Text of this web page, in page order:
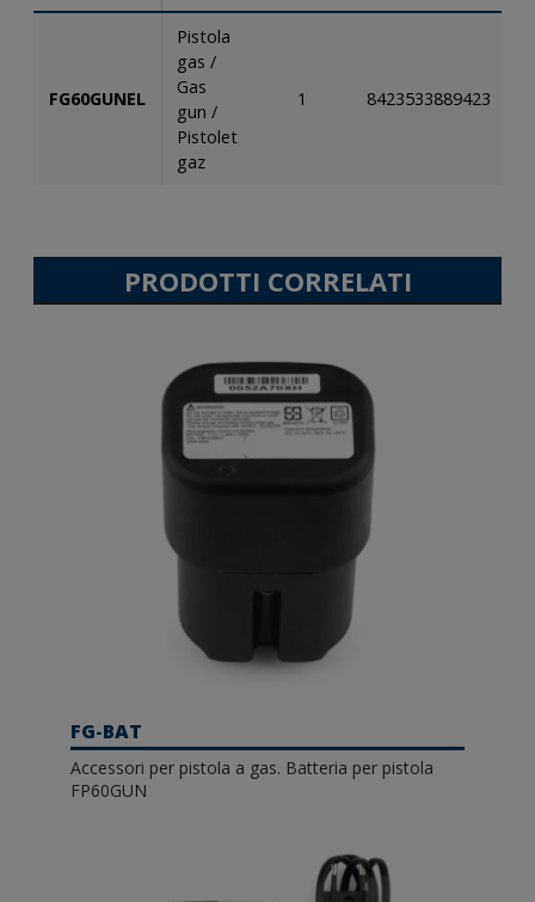
FG60GUNEL
Pistola
gas /
Gas
gun /
Pistolet
gaz
1 8423533889423
PRODOTTI CORRELATI
FG-BAT
Accessori per pistola a gas. Batteria per pistola
FP60GUN